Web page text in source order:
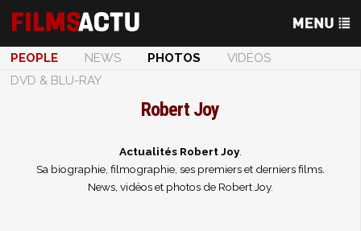
PEOPLE NEWS PHOTOS
VIDÉOS
DVD & BLU-RAY
Robert Joy
Actualités Robert Joy.
Sa biographie, filmographie, ses premiers et derniers films.
News, vidéos et photos de Robert Joy.